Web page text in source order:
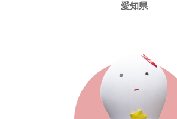
愛知県